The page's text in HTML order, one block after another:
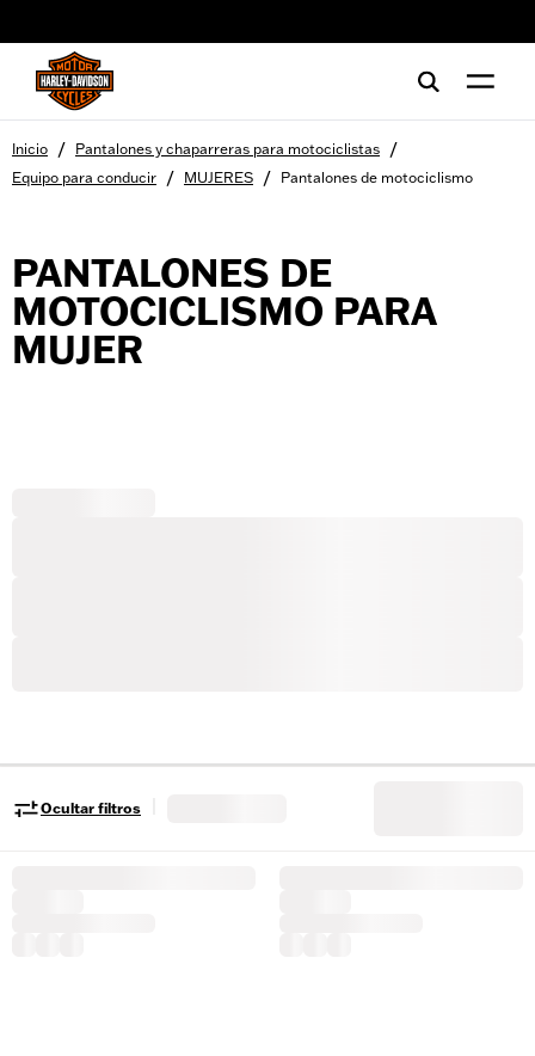
Inicio / Pantalones y chaparreras para motociclistas /
Equipo para conducir / MUJERES / Pantalones de motociclismo
PANTALONES DE
MOTOCICLISMO PARA
MUJER
Ocultar filtros